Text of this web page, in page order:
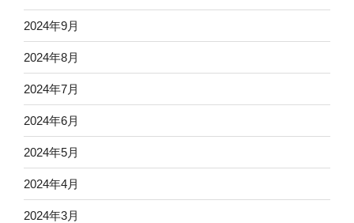
2024年9月
2024年8月
2024年7月
2024年6月
2024年5月
2024年4月
2024年3月